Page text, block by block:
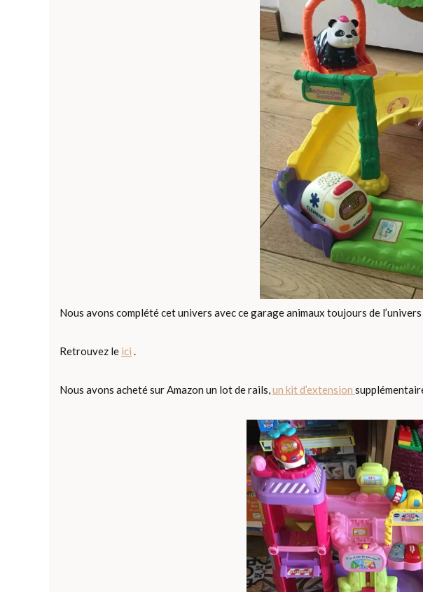
Nous avons complété cet univers avec ce garage animaux toujours de
Retrouvez le ici .
Nous avons acheté sur Amazon un lot de rails,un kit d’extension